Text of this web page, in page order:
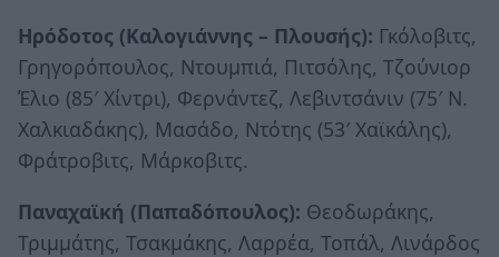
Ηρόδοτος (Καλογιάννης – Πλουσής): Γκόλοβιτς,
Γρηγορόπουλος, Ντουμπιά, Πιτσόλης, Τζούνιορ
Έλιο (85′ Χίντρι), Φερνάντεζ, Λεβιντσάνιν (75′ Ν.
Χαλκιαδάκης), Μασάδο, Ντότης (53′ Χαϊκάλης),
Φράτροβιτς, Μάρκοβιτς.
Παναχαϊκή (Παπαδόπουλος): Θεοδωράκης,
Τριμμάτης, Τσακμάκης, Λαρρέα, Τοπάλ, Λινάρδος